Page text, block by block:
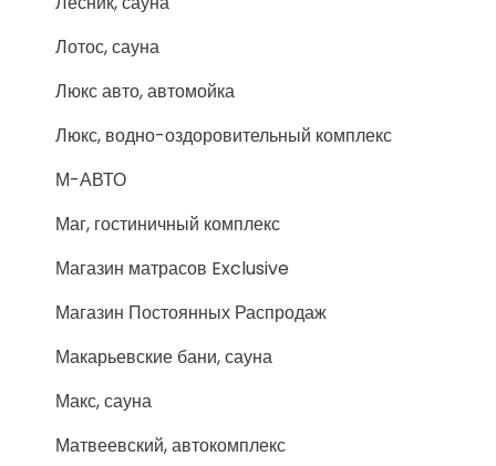
Лотос, сауна
Люкс авто, автомойка
Люкс, водно-оздоровительный комплекс
М-АВТО
Маг, гостиничный комплекс
Магазин матрасов Exclusive
Магазин Постоянных Распродаж
Макарьевские бани, сауна
Макс, сауна
Матвеевский, автокомплекс